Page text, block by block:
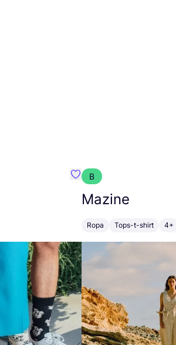
Favoritos {nombre}
B
Mazine
Ropa Tops-t-shirt 4+